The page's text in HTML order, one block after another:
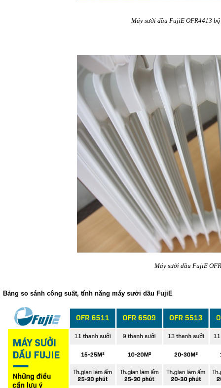
Máy sưởi dầu FujiE OFR4413
Máy sưởi dầu FujiE
Bảng so sánh công suất, tính năng máy sưởi dầu FujiE